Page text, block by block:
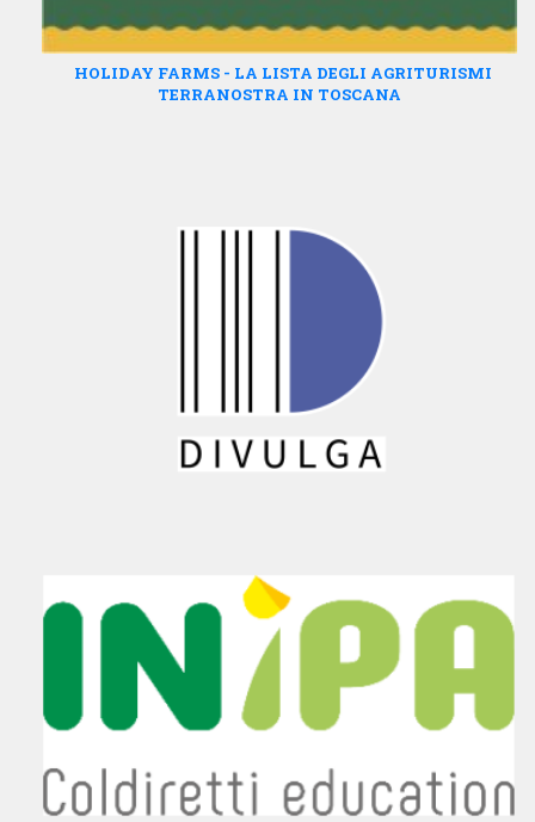
HOLIDAY FARMS - LA LISTA DEGLI AGRITURISMI
TERRANOSTRA IN TOSCANA